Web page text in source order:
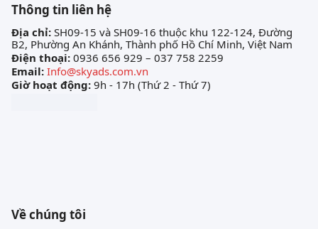
Thông tin liên hệ
Địa chỉ: SH09-15 và SH09-16 thuộc khu 122-124, Đường
B2, Phường An Khánh, Thành phố Hồ Chí Minh, Việt Nam
Điện thoại: 0936 656 929 – 037 758 2259
Email: Info@skyads.com.vn
Giờ hoạt động: 9h - 17h (Thứ 2 - Thứ 7)
Về chúng tôi